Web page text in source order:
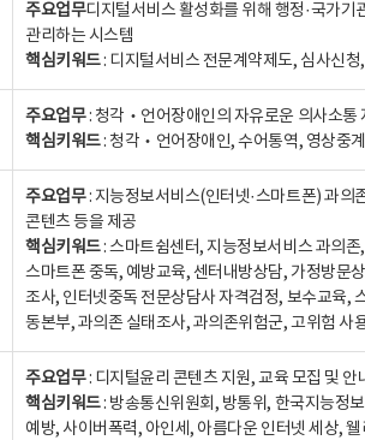
주요업무디지털서비스 활성화를 위해 행정·국가기
관리하는 시스템
핵심키워드: 디지털서비스 전문계약제도, 심사신청
주요업무: 청각‧언어장애인의 자유로운 의사소통
핵심키워드: 청각‧언어장애인, 수어통역, 영상중계
주요업무: 지능정보서비스(인터넷·스마트폰) 과의
콘텐츠 등을 제공
핵심키워드: 스마트쉼센터, 지능정보서비스 과의
스마트폰 중독, 예방교육, 센터내방상담, 가정방문
조사, 인터넷중독 전문상담사 자격검정, 보수교육,
동본부, 과의존 실태조사, 과의존위험군, 고위험 사
주요업무: 디지털윤리 콘텐츠 지원, 교육 모집 및 안
핵심키워드: 방송통신위원회, 방통위, 한국지능정
예방, 사이버폭력, 아인세, 아름다운 인터넷 세상,